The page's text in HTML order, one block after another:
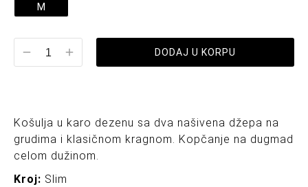
M
DODAJ U KORPU
Košulja u karo dezenu sa dva našivena džepa na
grudima i klasičnom kragnom. Kopčanje na dugmad
celom dužinom.
Kroj: Slim